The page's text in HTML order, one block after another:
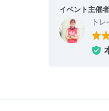
イベント主催者
ト